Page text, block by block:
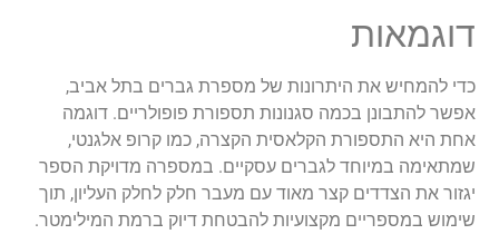
דוגמאות
כדי להמחיש את היתרונות של מספרת גברים בתל אביב,
אפשר להתבונן בכמה סגנונות תספורת פופולריים. דוגמה
אחת היא התספורת הקלאסית הקצרה, כמו קרופ אלגנטי,
שמתאימה במיוחד לגברים עסקיים. במספרה מדויקת הספר
יגזור את הצדדים קצר מאוד עם מעבר חלק לחלק העליון, תוך
שימוש במספריים מקצועיות להבטחת דיוק ברמת המילימטר.